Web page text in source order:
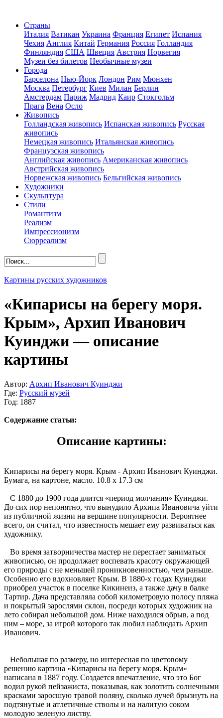
Страны
Италия Ватикан Украина Франция Египет Испания
Чехия Англия Китай Германия Россия Голландия
Финляндия США Швеция Австрия Норвегия
Музеи без билетов Необычные музеи
Города
Барселона Нью-Йорк Лондон Рим Мюнхен
Москва Петербург Киев Милан Берлин
Амстердам Париж Мадрид Каир Стокгольм
Прага Вена Осло
Живопись
Голландская живопись Испанская живопись Русская
живопись
Немецкая живопись Итальянская живопись
Французская живопись
Английская живопись Американская живопись
Австрийская живопись
Норвежская живопись Бельгийская живопись
Художники
Скульптура
Стили
Романтизм
Реализм
Импрессионизм
Сюрреализм
Картины русских художников
«Кипарисы на берегу моря.
Крым», Архип Иванович
Куинджи — описание
картины
Автор: Архип Иванович Куинджи
Где: Русский музей
Год: 1887
Содержание статьи:
Описание картины:
Кипарисы на берегу моря. Крым - Архип Иванович Куинджи.
Бумага, на картоне, масло. 10.8 x 17.3 см
С 1880 до 1900 года длится «период молчания» Куинджи.
До сих пор непонятно, что вынудило Архипа Ивановича уйти
из публичной жизни на вершине популярности. Вероятнее
всего, он считал, что известность мешает ему развиваться как
художнику.
Во время затворничества мастер не перестает заниматься
живописью, он продолжает воспевать красоту окружающей
его природы с не меньшей проникновенностью, чем раньше.
Особенно его вдохновляет Крым. В 1880-х годах Куинджи
приобрел участок в поселке Кикинеиз, а также дачу в балке
Тартир. Дача представляла собой километровую полосу пляжа
и покрытый зарослями склон, посреди которых художник на
лето собирал небольшой дом. Ниже находился обрыв, а под
ним – море, за игрой которого так любил наблюдать Архип
Иванович.
Небольшая по размеру, но интересная по цветовому
решению картина «Кипарисы на берегу моря. Крым»
написана в 1887 году. Создается впечатление, что это Бог
водил рукой пейзажиста, показывая, как золотить солнечными
красками заросшую травой поляну, сколько лучей брызнуть на
подтянутые и атлетичные стволы и на налитую соком
молодую зеленую листву.